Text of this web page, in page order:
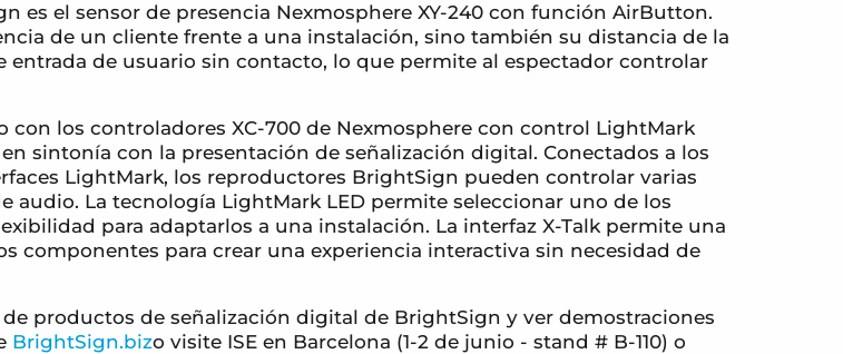
el sensor de presencia Nexmosphere XY-240 con función AirButton.
de un cliente frente a una instalación, sino también su distancia de la
de usuario sin contacto, lo que permite al espectador controlar
los controladores XC-700 de Nexmosphere con control LightMark
sintonía con la presentación de señalización digital. Conectados a los
LightMark, los reproductores BrightSign pueden controlar varias
audio. La tecnología LightMark LED permite seleccionar uno de los
para adaptarlos a una instalación. La interfaz X-Talk permite una
componentes para crear una experiencia interactiva sin necesidad de
productos de señalización digital de BrightSign y ver demostraciones
BrightSign.bizo visite ISE en Barcelona (1-2 de junio - stand # B-110) o